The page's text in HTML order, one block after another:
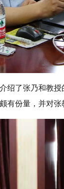
绍了张乃和教
有份量，并对张